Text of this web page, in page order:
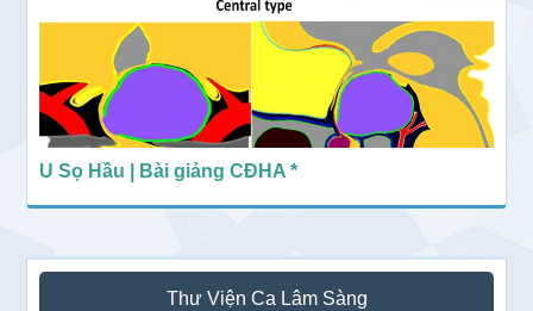
U Sọ Hầu | Bài giảng CĐHA *
Thư Viện Ca Lâm Sàng